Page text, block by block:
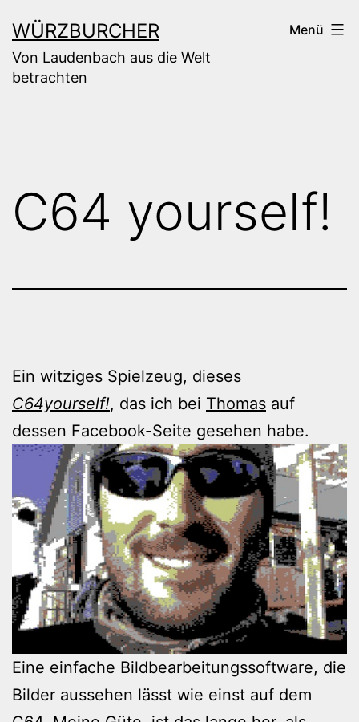
Inhalt
springen
WÜRZBURCHER
Von Laudenbach aus die Welt
betrachten
Menü
C64 yourself!
Ein witziges Spielzeug, dieses
C64yourself!, das ich bei Thomas auf
dessen Facebook-Seite gesehen habe.
Eine einfache Bildbearbeitungssoftware, die
Bilder aussehen lässt wie einst auf dem